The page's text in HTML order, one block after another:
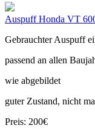
Auspuff Honda VT
Gebrauchter Auspuff
passend an allen
wie abgebildet
guter Zustand, nicht
Preis: 200€